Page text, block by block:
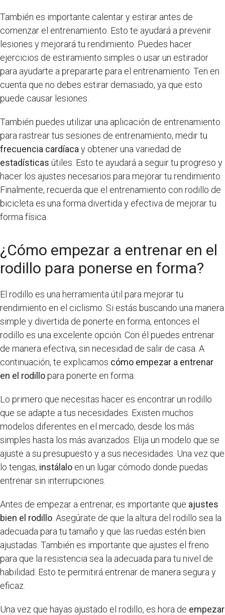
También es importante calentar y estirar antes de
comenzar el entrenamiento. Esto te ayudará a prevenir
lesiones y mejorará tu rendimiento. Puedes hacer
ejercicios de estiramiento simples o usar un estirador
para ayudarte a prepararte para el entrenamiento. Ten en
cuenta que no debes estirar demasiado, ya que esto
puede causar lesiones.
También puedes utilizar una aplicación de entrenamiento
para rastrear tus sesiones de entrenamiento, medir tu
frecuencia cardíaca y obtener una variedad de
estadísticas útiles. Esto te ayudará a seguir tu progreso y
hacer los ajustes necesarios para mejorar tu rendimiento.
Finalmente, recuerda que el entrenamiento con rodillo de
bicicleta es una forma divertida y efectiva de mejorar tu
forma física.
¿Cómo empezar a entrenar en el
rodillo para ponerse en forma?
El rodillo es una herramienta útil para mejorar tu
rendimiento en el ciclismo. Si estás buscando una manera
simple y divertida de ponerte en forma, entonces el
rodillo es una excelente opción. Con él puedes entrenar
de manera efectiva, sin necesidad de salir de casa. A
continuación, te explicamos cómo empezar a entrenar
en el rodillopara ponerte en forma:
Lo primero que necesitas hacer es encontrar un rodillo
que se adapte a tus necesidades. Existen muchos
modelos diferentes en el mercado, desde los más
simples hasta los más avanzados. Elija un modelo que se
ajuste a su presupuesto y a sus necesidades. Una vez que
lo tengas, instálalo en un lugar cómodo donde puedas
entrenar sin interrupciones.
Antes de empezar a entrenar, es importante que ajustes
bien el rodillo . Asegúrate de que la altura del rodillo sea la
adecuada para tu tamaño y que las ruedas estén bien
ajustadas. También es importante que ajustes el freno
para que la resistencia sea la adecuada para tu nivel de
habilidad. Esto te permitirá entrenar de manera segura y
eficaz.
Una vez que hayas ajustado el rodillo, es hora de empezar